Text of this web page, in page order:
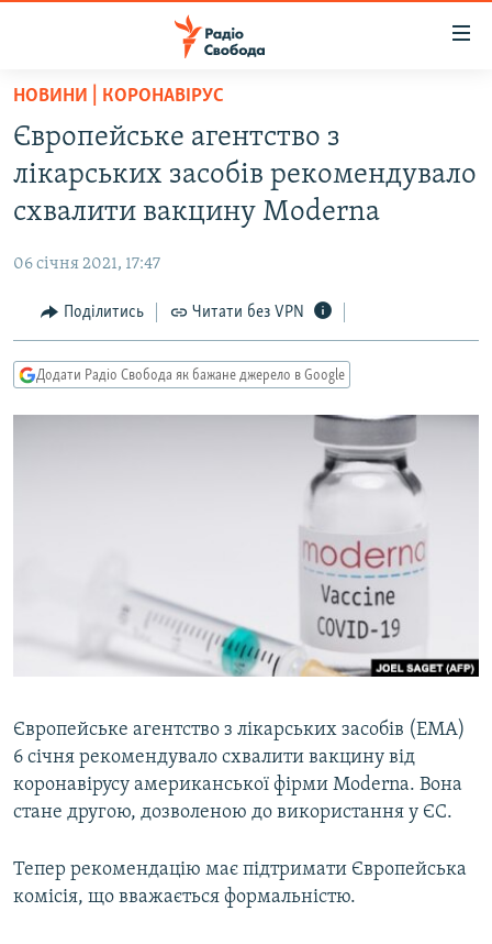
Перейти
основного
матеріалу
Перейти
до
основної
Перейти
до
пошуку
ВСЕ ЗА ДОБУ
СТАТТІ
СУСПІЛЬСТВО
РОСІЙСЬКА «ФІЛЬТРАЦІЯ»
ДОНБАС.РЕАЛІЇ
ТИ ЯК?
СПЕЦПРОЄКТИ
РУС
УКР
КТАТ
ДОЛУЧАЙСЯ!
НОВИНИ | КОРОНАВІРУС
Європейське агентство з
лікарських засобів рекомендувало
схвалити вакцину Moderna
06 січня 2021, 17:47
Поділитись Читати без VPN
Додати Радіо Свобода як бажане джерело в Google
Європейське агентство з лікарських засобів (ЕМА)
6 січня рекомендувало схвалити вакцину від
коронавірусу американської фірми Moderna. Вона
стане другою, дозволеною до використання у ЄС.
Тепер рекомендацію має підтримати Європейська
комісія, що вважається формальністю.